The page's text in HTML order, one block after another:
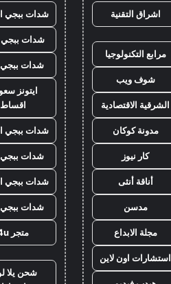
اشراق التقنية
مرابع التكنولوجيا
شوف ويب
الشرقية الاقتصادية
مدونة كوكان
كار نيوز
أناقة أنثى
مدسن
مجلة الابداع
استشارات اون لاين
شدات ببجي
شدات ببجي
شدات ببجي
ايتونز
اقساط
شدات ببجي
شدات ببجي
شدات ببجي
شدات ببجي
متجر 4u
شحن يلا